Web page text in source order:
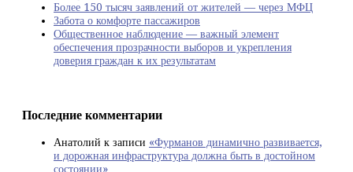
Более 150 тысяч заявлений от жителей — через МФЦ
Забота о комфорте пассажиров
Общественное наблюдение — важный элемент
обеспечения прозрачности выборов и укрепления
доверия граждан к их результатам
Последние комментарии
Анатолий к записи «Фурманов динамично развивается,
и дорожная инфраструктура должна быть в достойном
состоянии»